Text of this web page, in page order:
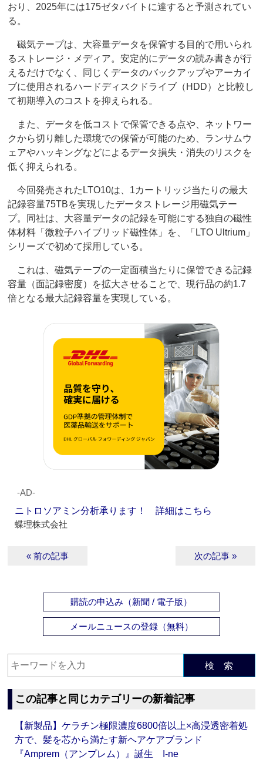
おり、2025年には175ゼタバイトに達すると予測されてい
る。
磁気テープは、大容量データを保管する目的で用いられ
るストレージ・メディア。安定的にデータの読み書きが行
えるだけでなく、同じくデータのバックアップやアーカイ
ブに使用されるハードディスクドライブ（HDD）と比較し
て初期導入のコストを抑えられる。
また、データを低コストで保管できる点や、ネットワー
クから切り離した環境での保管が可能のため、ランサムウ
ェアやハッキングなどによるデータ損失・消失のリスクを
低く抑えられる。
今回発売されたLTO10は、1カートリッジ当たりの最大
記録容量75TBを実現したデータストレージ用磁気テー
プ。同社は、大容量データの記録を可能にする独自の磁性
体材料「微粒子ハイブリッド磁性体」を、「LTO Ultrium」
シリーズで初めて採用している。
これは、磁気テープの一定面積当たりに保管できる記録
容量（面記録密度）を拡大させることで、現行品の約1.7
倍となる最大記録容量を実現している。
‐AD‐
ニトロソアミン分析承ります！ 詳細はこちら
蝶理株式会社
« 前の記事 次の記事 »
購読の申込み（新聞 / 電子版）
メールニュースの登録（無料）
検 索
この記事と同じカテゴリーの新着記事
【新製品】ケラチン極限濃度6800倍以上×高浸透密着処
方で、髪を芯から満たす新ヘアケアブランド
『Amprem（アンプレム）』誕生 I-ne